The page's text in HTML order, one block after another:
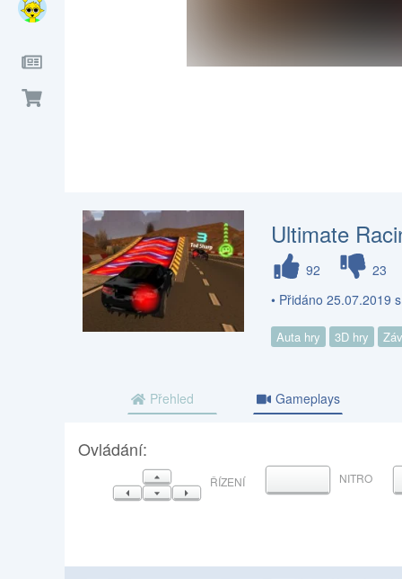
Ultimate
92
23
• Přidáno 25.07.2019
Auta hry 3D hry
Přehled Gameplays
Ovládání:
NAHORU
VLEVODOLŮVPRAVO
ŘÍZENÍ MEZERNÍKNITRO